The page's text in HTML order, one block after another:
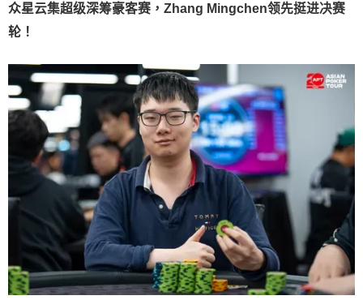
众星云集超级深筹豪客赛，Zhang Mingchen领先挺进决赛
轮！